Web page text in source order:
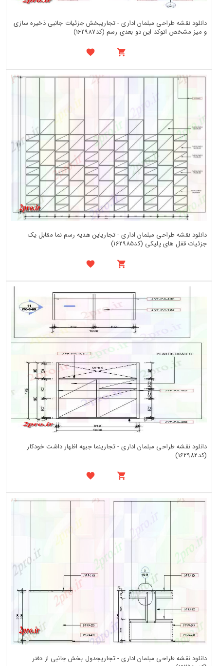
دانلود نقشه طراحی مبلمان اداری - تجاریبخش جزئیات جانبی ذخیره سازی
و میز مشخص اتوکد این دو بعدی رسم (کد162987)
دانلود نقشه طراحی مبلمان اداری - تجاریاین هدیه رسم نما مقابل یک
جزئیات قفل های پلیکی (کد162985)
دانلود نقشه طراحی مبلمان اداری - تجارینما جبهه اظهار داشت خودکار
(کد162982)
دانلود نقشه طراحی مبلمان اداری - تجاریجدول بخش جانبی از دفتر